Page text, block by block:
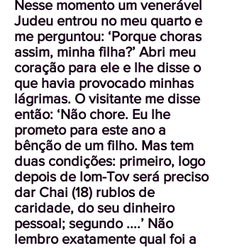
Nesse momento um venerável
Judeu entrou no meu quarto e
me perguntou: ‘Porque choras
assim, minha filha?’ Abri meu
coração para ele e lhe disse o
que havia provocado minhas
lágrimas. O visitante me disse
então: ‘Não chore. Eu lhe
prometo para este ano a
bênção de um filho. Mas tem
duas condições: primeiro, logo
depois de Iom-Tov será preciso
dar Chai (18) rublos de
caridade, do seu dinheiro
pessoal; segundo ....’ Não
lembro exatamente qual foi a